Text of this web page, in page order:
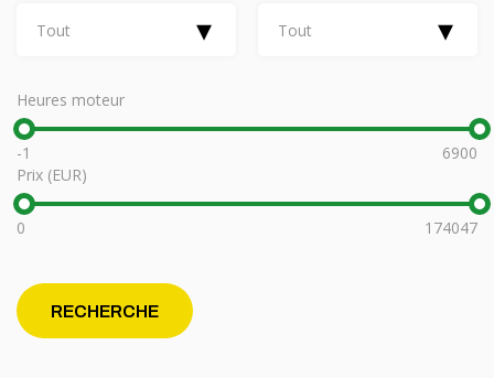
Outils de travail Quivogne
LETÁK-LEKO machines pour le sol
Carrières
Contact
Tout ▾ Tout ▾
Heures moteur
-1
6900
Prix (EUR)
0 174047
RECHERCHE